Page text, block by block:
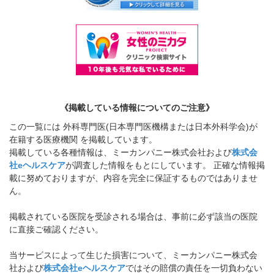
《掲載している情報についてのご注意》
この一覧には 外科専門医(日本専門医機構または日本外科学会)が
在籍する医療機関 を掲載しています。
掲載している各種情報は、ミーカンパニー株式会社および株式会
社eヘルスケアが調査した情報をもとにしています。 正確な情報掲
載に努めておりますが、内容を完全に保証するものではありませ
ん。
掲載されている医院を受診される場合は、事前に必ず該当の医院
に直接ご確認ください。
当サービスによって生じた損害について、ミーカンパニー株式会
社および株式会社eヘルスケアではその賠償の責任を一切負わない